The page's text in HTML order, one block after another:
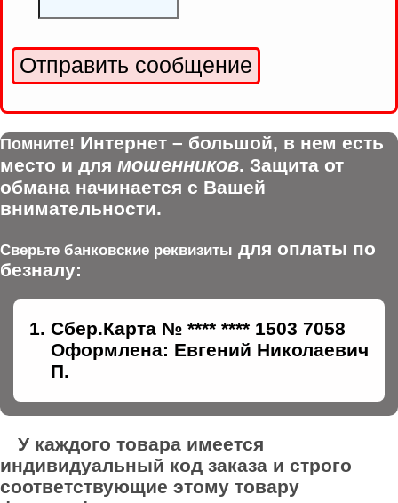
Помните! Интернет – большой, в нем есть
место и для мошенников. Защита от
обмана начинается с Вашей
внимательности.
Сверьте банковские реквизиты для оплаты по
безналу:
Сбер.Карта № **** **** 1503 7058
Оформлена: Евгений Николаевич
П.
У каждого товара имеется
индивидуальный код заказа и строго
соответствующие этому товару